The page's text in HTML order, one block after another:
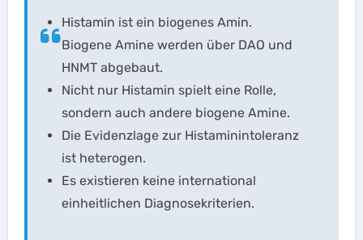
Histamin ist ein biogenes Amin.
Biogene Amine werden über DAO und
HNMT abgebaut.
Nicht nur Histamin spielt eine Rolle,
sondern auch andere biogene Amine.
Die Evidenzlage zur Histaminintoleranz
ist heterogen.
Es existieren keine international
einheitlichen Diagnosekriterien.